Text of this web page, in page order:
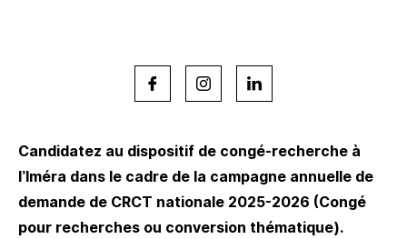
Candidatez au dispositif de congé-recherche à
l’Iméra dans le cadre de la campagne annuelle de
demande de CRCT nationale 2025-2026 (Congé
pour recherches ou conversion thématique).